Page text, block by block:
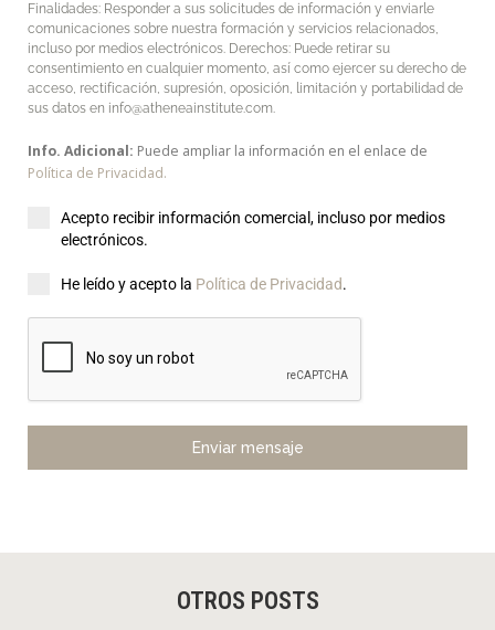
Finalidades: Responder a sus solicitudes de información y enviarle
comunicaciones sobre nuestra formación y servicios relacionados,
incluso por medios electrónicos. Derechos: Puede retirar su
consentimiento en cualquier momento, así como ejercer su derecho de
acceso, rectificación, supresión, oposición, limitación y portabilidad de
sus datos en info@atheneainstitute.com.
Info. Adicional: Puede ampliar la información en el enlace de
Política de Privacidad.
Acepto recibir información comercial, incluso por medios
electrónicos.
He leído y acepto la Política de Privacidad.
Enviar mensaje
OTROS POSTS